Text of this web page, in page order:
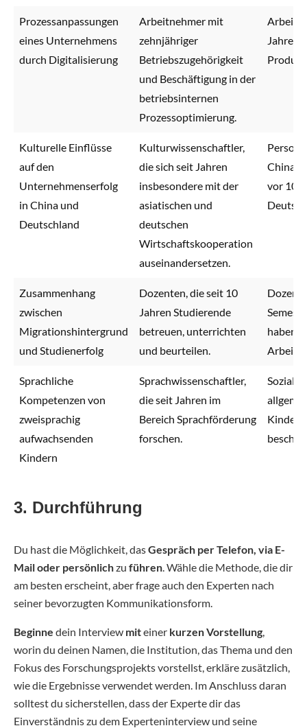
Prozessanpassungen
eines Unternehmens
durch Digitalisierung
Arbeitnehmer mit
zehnjähriger
Betriebszugehörigkeit
und Beschäftigung in der
betriebsinternen
Prozessoptimierung.
Jahren
Kulturelle Einflüsse
auf den
Unternehmenserfolg
in China und
Deutschland
Kulturwissenschaftler,
die sich seit Jahren
insbesondere mit der
asiatischen und
deutschen
Wirtschaftskooperation
auseinandersetzen.
China
vor 10
Zusammenhang
zwischen
Migrationshintergrund
und Studienerfolg
Dozenten, die seit 10
Jahren Studierende
betreuen, unterrichten
und beurteilen.
haben,
Sprachliche
Kompetenzen von
zweisprachig
aufwachsenden
Kindern
Sprachwissenschaftler,
die seit Jahren im
Bereich Sprachförderung
forschen.
3. Durchführung
Du hast die Möglichkeit, dasGespräch per Telefon, via E-
Mail oder persönlichzu führen. Wähle die Methode, die dir
am besten erscheint, aber frage auch den Experten nach
seiner bevorzugten Kommunikationsform.
Beginne dein Interview miteiner kurzen Vorstellung,
worin du deinen Namen, die Institution, das Thema und den
Fokus des Forschungsprojekts vorstellst, erkläre zusätzlich,
wie die Ergebnisse verwendet werden. Im Anschluss daran
solltest du sicherstellen, dass der Experte dir das
Einverständnis zu dem Experteninterview und seine